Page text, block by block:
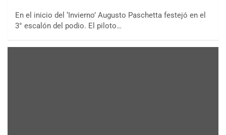
En el inicio del ‘Invierno’ Augusto Paschetta festejó en el
3° escalón del podio. El piloto…